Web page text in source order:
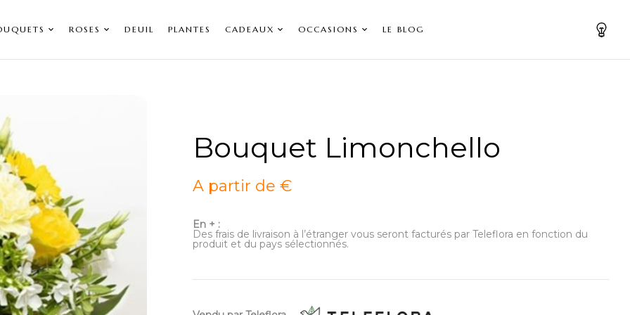
ROSES DEUIL PLANTES CADEAUX OCCASIONS LE BLOG
Bouquet Limonchello
A partir de €
En + :
Des frais de livraison à l’étranger vous seront facturés par Teleflora en fonction du
produit et du pays sélectionnés.